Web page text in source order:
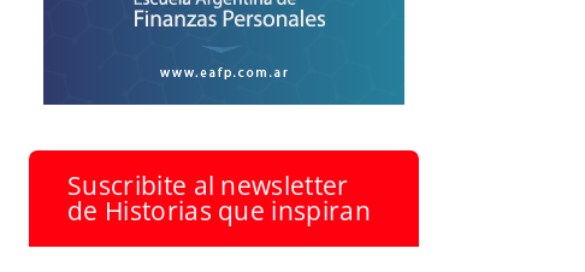
Suscribite al newsletter
de Historias que inspiran